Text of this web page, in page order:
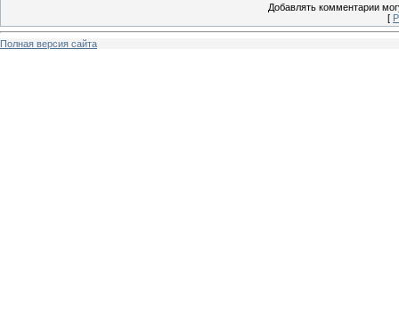
Добавлять комментарии
[
Полная версия сайта